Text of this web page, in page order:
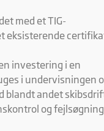
med et TIG-
eksisterende
investering i en
i undervisningen
blandt andet
og